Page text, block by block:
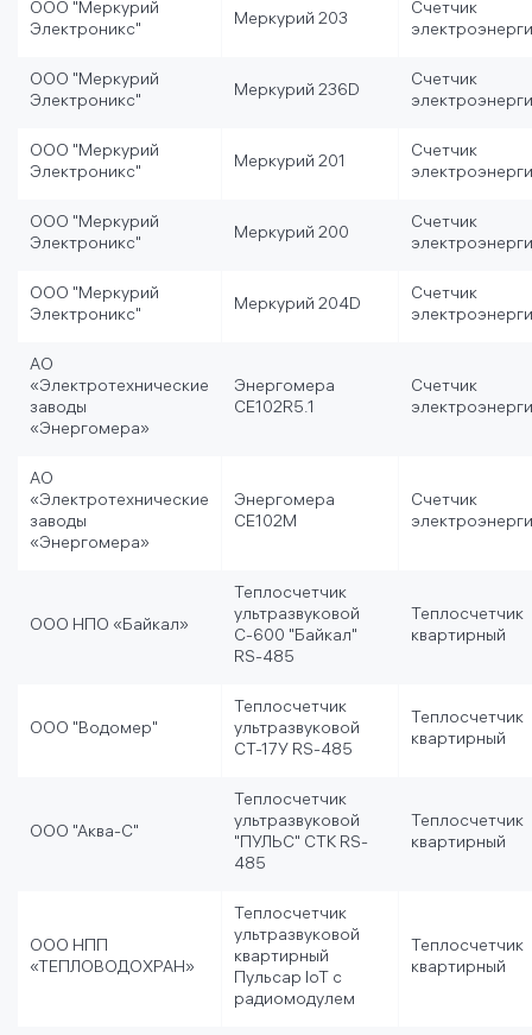
ООО "Меркурий
Электроникс"
Меркурий 203
Счетчик
ООО "Меркурий
Электроникс"
Меркурий 236D
Счетчик
ООО "Меркурий
Электроникс"
Меркурий 201
Счетчик
ООО "Меркурий
Электроникс"
Меркурий 200
Счетчик
ООО "Меркурий
Электроникс"
Меркурий 204D
Счетчик
АО
«Электротехнические
заводы
«Энергомера»
Энергомера
CE102R5.1
Счетчик
АО
«Электротехнические
заводы
«Энергомера»
Энергомера
CE102M
Счетчик
ООО НПО «Байкал»
Теплосчетчик
ультразвуковой
С-600 "Байкал"
RS-485
Теплосчетчик
квартирный
ООО "Водомер"
Теплосчетчик
ультразвуковой
СТ-17У RS-485
Теплосчетчик
квартирный
ООО "Аква-С"
Теплосчетчик
ультразвуковой
"ПУЛЬС" СТК RS-
485
Теплосчетчик
квартирный
ООО НПП
«ТЕПЛОВОДОХРАН»
Теплосчетчик
ультразвуковой
квартирный
Пульсар IoT с
радиомодулем
Теплосчетчик
квартирный